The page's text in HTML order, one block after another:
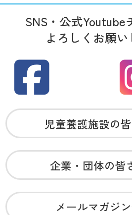
SNS・公式Youtube
よろしくお願い
児童養護施設の
企業・団体の皆
メールマガジ